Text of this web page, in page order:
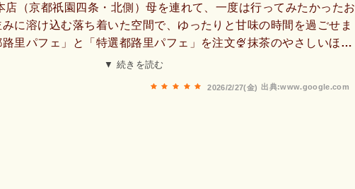
店（京都祇園四条・北側）母を連れて、一度は行ってみたかったお
に溶け込む落ち着いた空間で、ゆったりと甘味の時間を過ごせま
路里パフェ」と「特選都路里パフェ」を注文🍨抹茶のやさしいほろ
が重なり合い、層ごとに異なる味わいと食感を楽しめます。特選は
に☺️観光の合間に、少し特別な甘味時間を過ごしたい日にぴったり
▼ 続きを読む
出典:www.google.com
2026/2/27(金)